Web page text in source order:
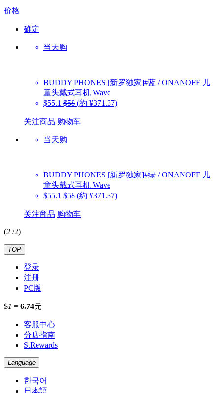
价格
确定
当天购
BUDDY PHONES [新罗独家]#蓝 / ONANOFF 儿
童头戴式耳机 Wave
$55.1 $58 (約 ¥371.37)
关注商品 购物车
当天购
BUDDY PHONES [新罗独家]#绿 / ONANOFF 儿
童头戴式耳机 Wave
$55.1 $58 (約 ¥371.37)
关注商品 购物车
(2 /2)
TOP
登录
注册
PC版
$1 = 6.74元
客服中心
分店指南
S.Rewards
Language
한국어
日本語